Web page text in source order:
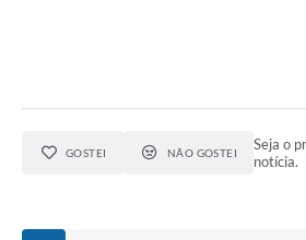
GOSTEI NÃO GOSTEI
Seja o
notícia.